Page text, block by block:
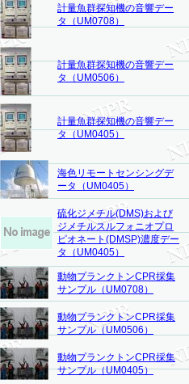
計量魚群探知機の音響デー
タ（UM0708）
計量魚群探知機の音響デー
タ（UM0506）
計量魚群探知機の音響デー
タ（UM0405）
海色リモートセンシングデ
ータ（UM0405）
硫化ジメチル(DMS)および
ジメチルスルフォニオプロ
ピオネート(DMSP)濃度デー
タ（UM0405）
動物プランクトンCPR採集
サンプル（UM0708）
動物プランクトンCPR採集
サンプル（UM0506）
動物プランクトンCPR採集
サンプル（UM0405）